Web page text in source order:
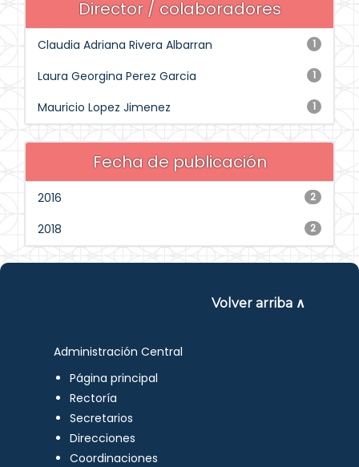
Director / colaboradores
1
Claudia Adriana Rivera Albarran
1
Laura Georgina Perez Garcia
1
Mauricio Lopez Jimenez
Fecha de publicación
2
2016
2
2018
Volver arriba ∧
Administración Central
Página principal
Rectoría
Secretarios
Direcciones
Coordinaciones